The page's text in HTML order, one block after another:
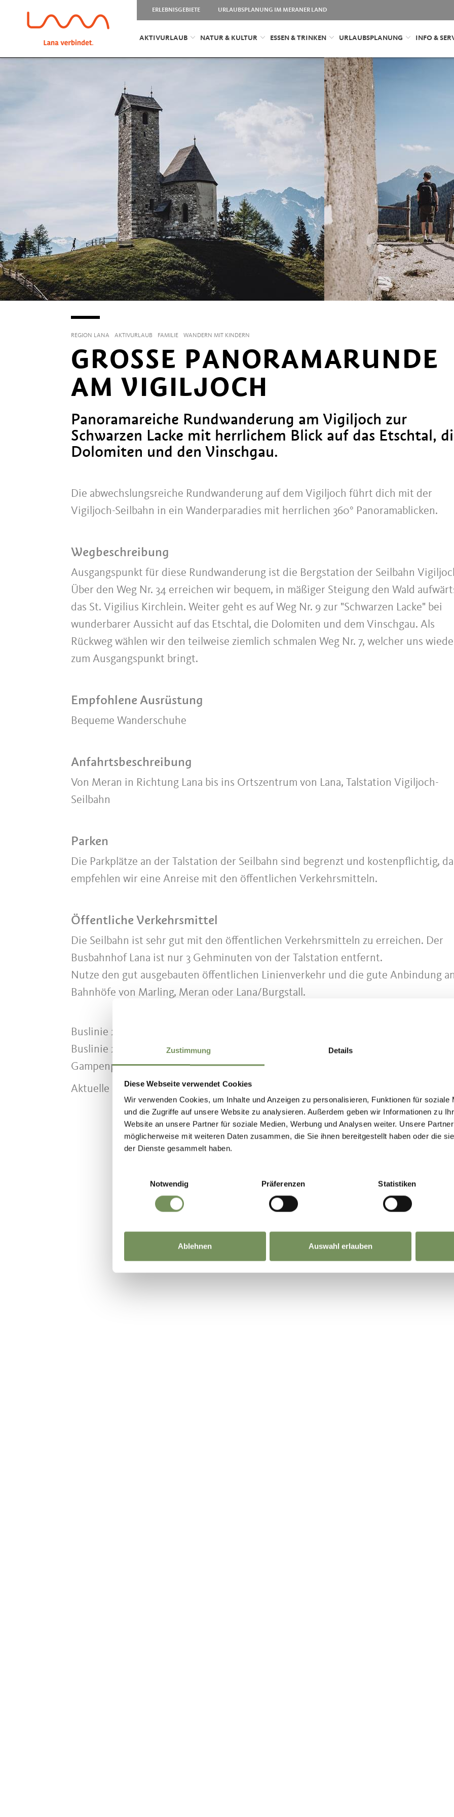
Zustimmung Details
Diese Webseite verwendet Cookies
Wir verwenden Cookies, um Inhalte und Anzeigen zu personalisieren, Funktionen für soziale
und die Zugriffe auf unsere Website zu analysieren. Außerdem geben wir Informationen zu
Website an unsere Partner für soziale Medien, Werbung und Analysen weiter. Unsere
möglicherweise mit weiteren Daten zusammen, die Sie ihnen bereitgestellt haben oder die
der Dienste gesammelt haben.
Notwendig
Präferenzen Statistiken
Ablehnen Auswahl erlauben
ERLEBNISGEBIETE URLAUBSPLANUNG IM MERANER LAND
AKTIVURLAUB NATUR & KULTUR ESSEN & TRINKEN URLAUBSPLANUNG INFO &
REGION LANA AKTIVURLAUB FAMILIE WANDERN MIT KINDERN
GROSSE PANORAMARUNDE A
M VIGILJOCH
Panoramareiche Rundwanderung am Vigiljoch zur
Schwarzen Lacke mit herrlichem Blick auf das Etschtal,
Dolomiten und den Vinschgau.
Die abwechslungsreiche Rundwanderung auf dem Vigiljoch führt dich mit der
Vigiljoch-Seilbahn in ein Wanderparadies mit herrlichen 360° Panoramablicken.
Wegbeschreibung
Ausgangspunkt für diese Rundwanderung ist die Bergstation der Seilbahn
Über den Weg Nr. 34 erreichen wir bequem, in mäßiger Steigung den Wald
das St. Vigilius Kirchlein. Weiter geht es auf Weg Nr. 9 zur "Schwarzen Lacke" bei
wunderbarer Aussicht auf das Etschtal, die Dolomiten und dem Vinschgau. Als
Rückweg wählen wir den teilweise ziemlich schmalen Weg Nr. 7, welcher uns
zum Ausgangspunkt bringt.
Empfohlene Ausrüstung
Bequeme Wanderschuhe
Anfahrtsbeschreibung
Von Meran in Richtung Lana bis ins Ortszentrum von Lana, Talstation Vigiljoch-
Seilbahn
Parken
Die Parkplätze an der Talstation der Seilbahn sind begrenzt und kostenpflichtig,
empfehlen wir eine Anreise mit den öffentlichen Verkehrsmitteln.
Öffentliche Verkehrsmittel
Die Seilbahn ist sehr gut mit den öffentlichen Verkehrsmitteln zu erreichen. Der
Busbahnhof Lana ist nur 3 Gehminuten von der Talstation entfernt.
Nutze den gut ausgebauten öffentlichen Linienverkehr und die gute Anbindung
Bahnhöfe von Marling, Meran oder Lana/Burgstall.
Buslinie 211 (Lana-Meran), Buslinie 214 (Lana-Völlan), Buslinie 215 (Citybus Lana),
Buslinie 218 (Lanabus), Buslinie 245 (Meran-Lana-Ulten), Buslinie 246 (Meran-
Gampenpass)
Aktuelle Fahrpläne finden Sie unter:www.suedtirolmobil.info